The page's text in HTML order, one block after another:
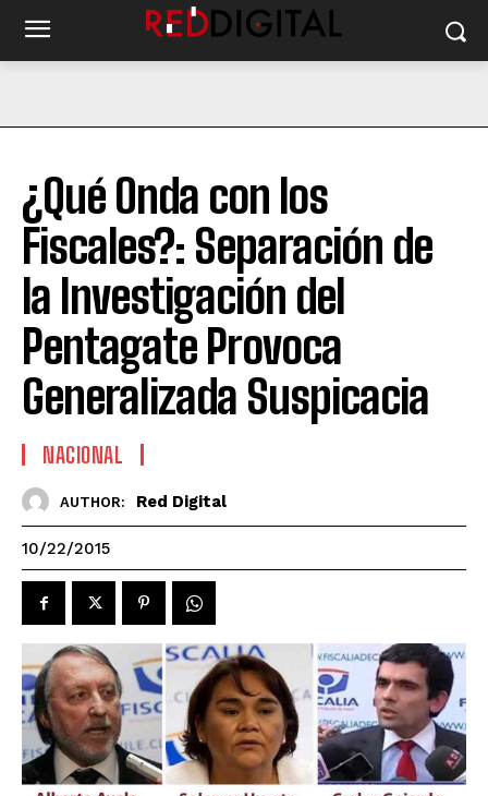
¿Qué Onda con los
Fiscales?: Separación de
la Investigación del
Pentagate Provoca
Generalizada Suspicacia
NACIONAL
AUTHOR: Red Digital
10/22/2015